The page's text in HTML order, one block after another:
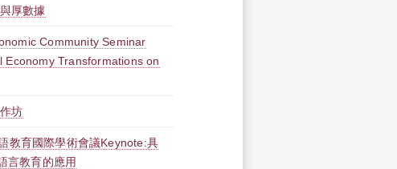
厚數據
Community Seminar
Economy Transformations on
坊
教育國際學術會議Keynote:具
言教育的應用